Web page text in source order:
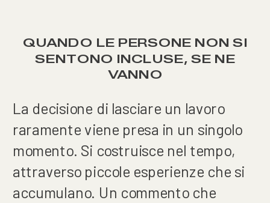
QUANDO LE PERSONE NON SI
SENTONO INCLUSE, SE NE
VANNO
La decisione di lasciare un lavoro
raramente viene presa in un singolo
momento. Si costruisce nel tempo,
attraverso piccole esperienze che si
accumulano. Un commento che